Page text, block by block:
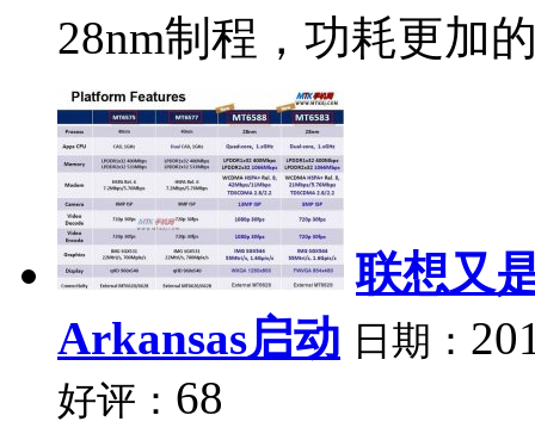
28nm制程，功耗更加
联想又
Arkansas启动 日期：
好评： 68